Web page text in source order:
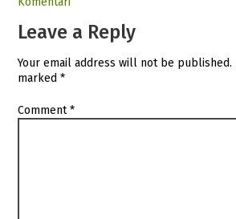
Leave a Reply
Your email address will not be published.
marked*
Comment*